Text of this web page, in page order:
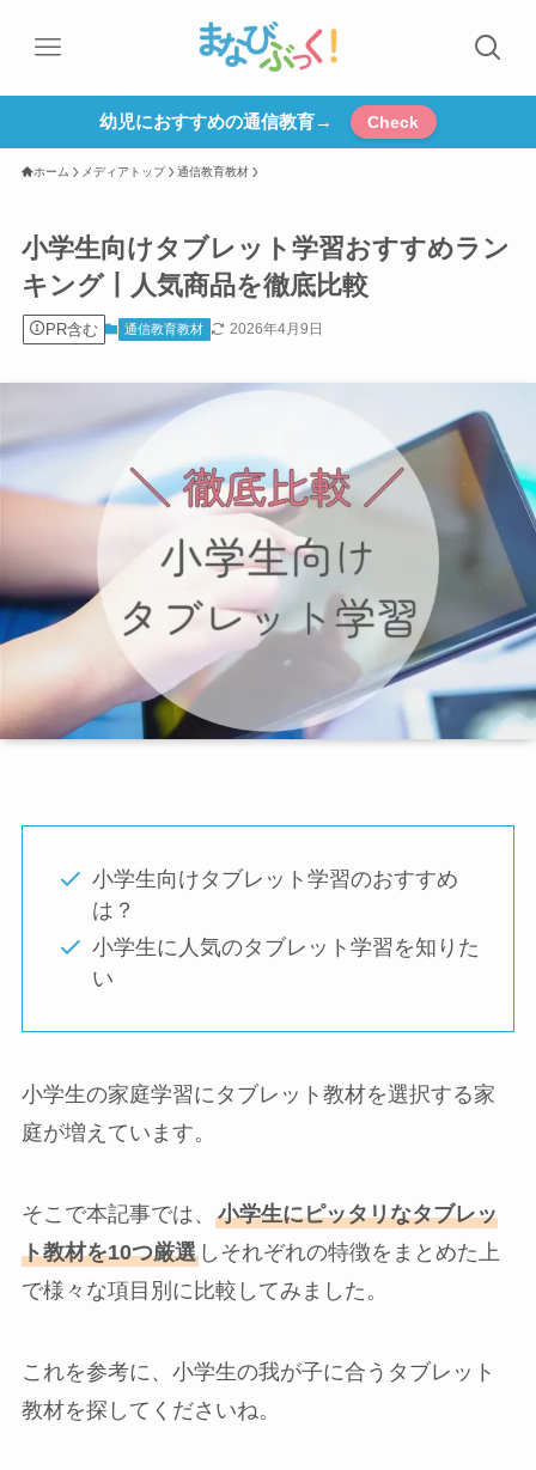
幼児におすすめの通信教育→ Check
ホーム メディアトップ 通信教育教材
小学生向けタブレット学習おすすめラン
キング丨人気商品を徹底比較
PR含む 通信教育教材 2026年4月9日
小学生向けタブレット学習のおすすめ
は？
小学生に人気のタブレット学習を知りた
い
小学生の家庭学習にタブレット教材を選択する家
庭が増えています。
そこで本記事では、 小学生にピッタリなタブレッ
ト教材を10つ厳選しそれぞれの特徴をまとめた上
で様々な項目別に比較してみました。
これを参考に、小学生の我が子に合うタブレット
教材を探してくださいね。